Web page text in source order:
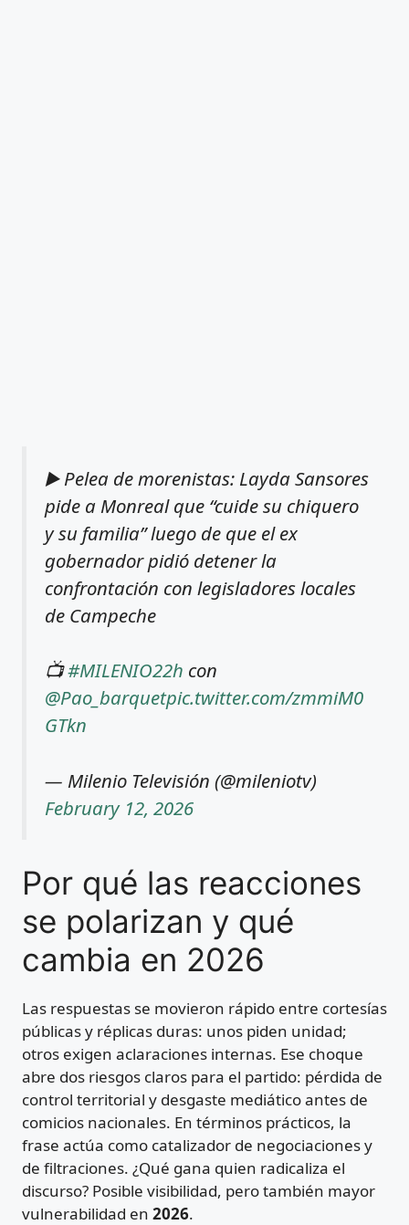
▶️ Pelea de morenistas: Layda Sansores
pide a Monreal que “cuide su chiquero
y su familia” luego de que el ex
gobernador pidió detener la
confrontación con legisladores locales
de Campeche
📺#MILENIO22h con
@Pao_barquetpic.twitter.com/zmmiM0
GTkn
— Milenio Televisión (@mileniotv)
February 12, 2026
Por qué las reacciones
se polarizan y qué
cambia en 2026
Las respuestas se movieron rápido entre cortesías
públicas y réplicas duras: unos piden unidad;
otros exigen aclaraciones internas. Ese choque
abre dos riesgos claros para el partido: pérdida de
control territorial y desgaste mediático antes de
comicios nacionales. En términos prácticos, la
frase actúa como catalizador de negociaciones y
de filtraciones. ¿Qué gana quien radicaliza el
discurso? Posible visibilidad, pero también mayor
vulnerabilidad en 2026.